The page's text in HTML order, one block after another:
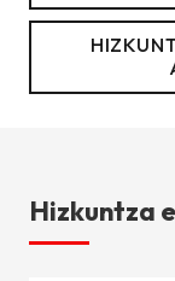
Hizkuntza